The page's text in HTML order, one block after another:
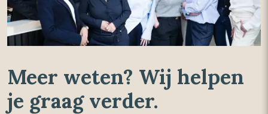
Meer weten? Wij helpen
je graag verder.